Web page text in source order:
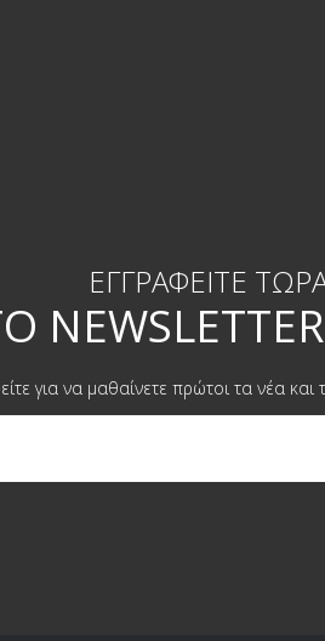
ΕΓΓΡΑΦΕΊΤΕ
για να μαθαίνετε πρώτοι τα νέα